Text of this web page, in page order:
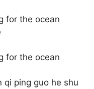
for the ocean
for the ocean
qi ping guo he shu